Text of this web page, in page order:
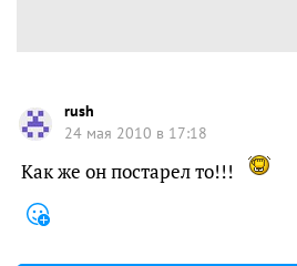
rush
24 мая 2010 в 17:18
Как же он постарел то!!!